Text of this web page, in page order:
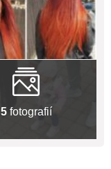
5fotografií